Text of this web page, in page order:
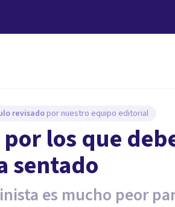
revisado por nuestro equipo editorial
los que
sentado
es mucho peor